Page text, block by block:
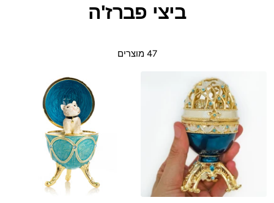
ביצי פברז'ה
47 מוצרים